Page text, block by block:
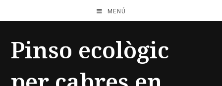
MENÚ
Pinso ecològic